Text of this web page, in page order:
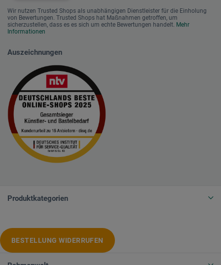
Wir nutzen Trusted Shops als unabhängigen Dienstleister für die Einholung
von Bewertungen. Trusted Shops hat Maßnahmen getroffen, um
sicherzustellen, dass es es sich um echte Bewertungen handelt. Mehr
Informationen
Auszeichnungen
Produktkategorien
BESTELLUNG WIDERRUFEN